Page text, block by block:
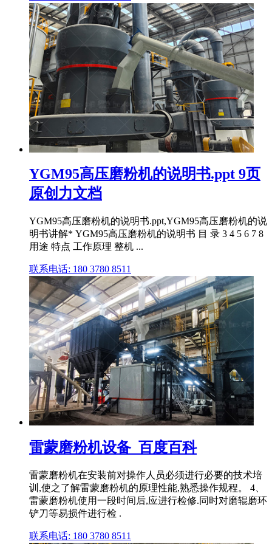
YGM95高压磨粉机的说明书.ppt 9页
原创力文档
YGM95高压磨粉机的说明书.ppt,YGM95高压磨粉机的说
明书讲解* YGM95高压磨粉机的说明书 目 录 3 4 5 6 7 8
用途 特点 工作原理 整机 ...
联系电话: 180 3780 8511
雷蒙磨粉机设备_百度百科
雷蒙磨粉机在安装前对操作人员必须进行必要的技术培
训,使之了解雷蒙磨粉机的原理性能,熟悉操作规程。 4、
雷蒙磨粉机使用一段时间后,应进行检修.同时对磨辊磨环
铲刀等易损件进行检 .
联系电话: 180 3780 8511